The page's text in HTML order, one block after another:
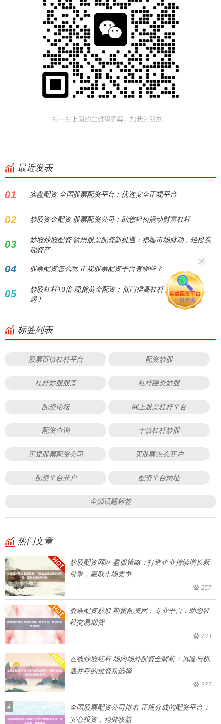
最近发表
01 实盘配资 全国股票配资平台：优选安全正规平台
02 炒股资金配资 股票配资公司：助您轻松撬动财富杠杆
03
炒股炒股配资 钦州股票配资新机遇：把握市场脉动，轻松实
现资产
04 股票配资怎么玩 正规股票配资平台有哪些？
05
炒股杠杆10倍 现货黄金配资：低门槛高杠杆，掘金新机
遇！
标签列表
股票百倍杠杆平台 配资炒股
杠杆炒股股票 杠杆融资炒股
配资论坛 网上股票杠杆平台
配资查询 十倍杠杆炒股
正规股票配资公司 买股票怎么开户
配资平台开户 配资平台网址
全部话题标签
热门文章
炒股配资网站 盈服策略：打造企业持续增长新
引擎，赢取市场竞争
257
股票配资炒股 期货配资网：专业平台，助您轻
松交易期货
233
在线炒股杠杆 场内场外配资全解析：风险与机
遇并存的投资新选择
232
4
全国股票配资公司排名 正规分成的配资平台：
安心投资，稳健收益